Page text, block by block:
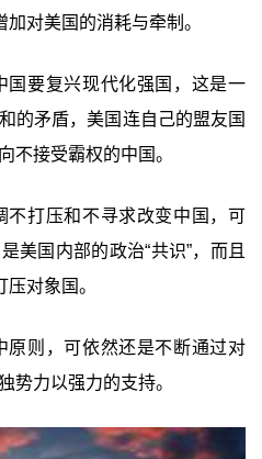
加对美国的消耗与牵制。
国要复兴现代化强国，这是一
的矛盾，美国连自己的盟友国
不接受霸权的中国。
不打压和不寻求改变中国，可
美国内部的政治“共识”，而且
对象国。
原则，可依然还是不断通过对
势力以强力的支持。